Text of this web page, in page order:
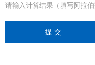
请输入计算结果（填写阿拉